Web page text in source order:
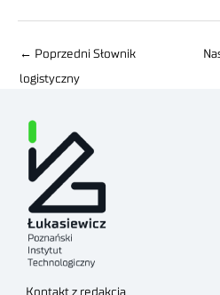
← Poprzedni Słownik
logistyczny
Kontakt z redakcją